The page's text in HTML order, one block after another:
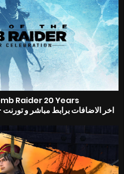
Celebration بكراك CPY + اخر الاضافات برابط مباشر و تورنت